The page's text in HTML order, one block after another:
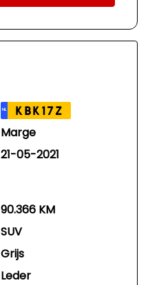
NL KBK17Z
Marge
21-05-2021
90.366 KM
SUV
Grijs
Leder